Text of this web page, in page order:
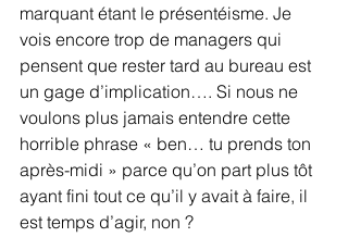
marquant étant le présentéisme. Je
vois encore trop de managers qui
pensent que rester tard au bureau est
un gage d’implication…. Si nous ne
voulons plus jamais entendre cette
horrible phrase « ben… tu prends ton
après-midi » parce qu’on part plus tôt
ayant fini tout ce qu’il y avait à faire, il
est temps d’agir, non ?